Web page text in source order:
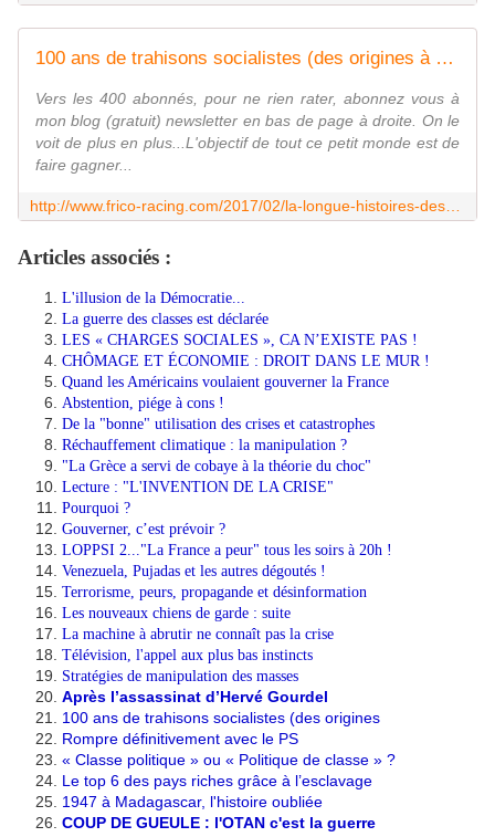
100 ans de trahisons socialistes (des origines à nos jours) - frico-racing-passion moto
Vers les 400 abonnés, pour ne rien rater, abonnez vous à
mon blog (gratuit) newsletter en bas de page à droite. On le
voit de plus en plus...L'objectif de tout ce petit monde est de
faire gagner...
Articles associés :
L'illusion de la Démocratie...
La guerre des classes est déclarée
LES « CHARGES SOCIALES », CA N’EXISTE PAS !
CHÔMAGE ET ÉCONOMIE : DROIT DANS LE MUR !
Quand les Américains voulaient gouverner la France
Abstention, piége à cons !
De la "bonne" utilisation des crises et catastrophes
Réchauffement climatique : la manipulation ?
"La Grèce a servi de cobaye à la théorie du choc"
Lecture : "L'INVENTION DE LA CRISE"
Pourquoi ?
Gouverner, c’est prévoir ?
LOPPSI 2..."La France a peur" tous les soirs à 20h !
Venezuela, Pujadas et les autres dégoutés !
Terrorisme, peurs, propagande et désinformation
Les nouveaux chiens de garde : suite
La machine à abrutir ne connaît pas la crise
Télévision, l'appel aux plus bas instincts
Stratégies de manipulation des masses
Après l’assassinat d’Hervé Gourdel
100 ans de trahisons socialistes (des origines
Rompre définitivement avec le PS
« Classe politique » ou « Politique de classe » ?
Le top 6 des pays riches grâce à l’esclavage
1947 à Madagascar, l'histoire oubliée
COUP DE GUEULE : l'OTAN c'est la guerre